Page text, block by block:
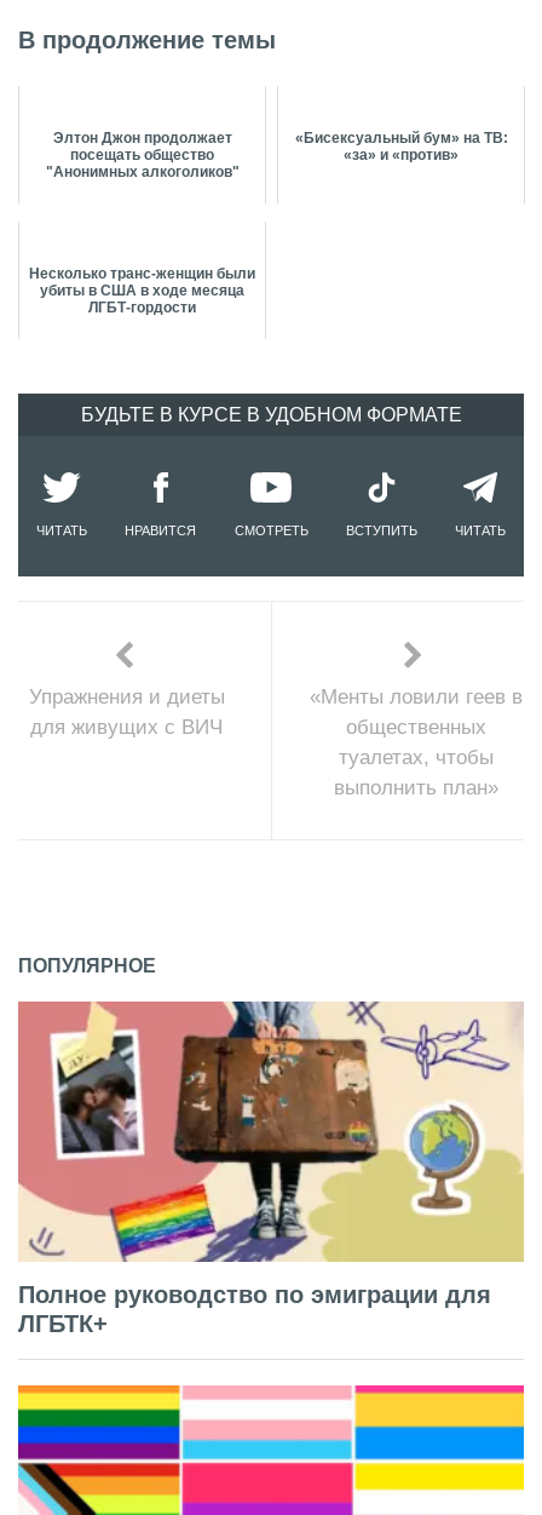
В продолжение темы
Элтон Джон продолжает
посещать общество
"Анонимных алкоголиков"
«Бисексуальный бум» на ТВ:
«за» и «против»
Несколько транс-женщин были
убиты в США в ходе месяца
ЛГБТ-гордости
БУДЬТЕ В КУРСЕ В УДОБНОМ ФОРМАТЕ
ЧИТАТЬ НРАВИТСЯ СМОТРЕТЬ ВСТУПИТЬ ЧИТАТЬ
Упражнения и диеты
для живущих с ВИЧ
«Менты ловили геев в
общественных
туалетах, чтобы
выполнить план»
ПОПУЛЯРНОЕ
Полное руководство по эмиграции для
ЛГБТК+